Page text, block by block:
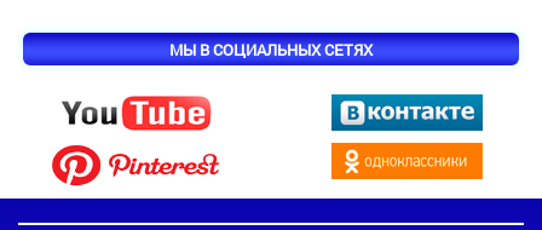
МЫ В СОЦИАЛЬНЫХ СЕТЯХ